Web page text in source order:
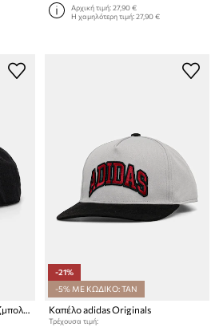
Αρχική τιμή:27,90 €
Η χαμηλότερη τιμή:27,90 €
Βαμβακερό καπέλο του μπέιζμπολ adidas Originals
-21%
-5% ΜΕ ΚΩΔΙΚΟ: TAN
Καπέλο adidas Originals
Τρέχουσα τιμή: